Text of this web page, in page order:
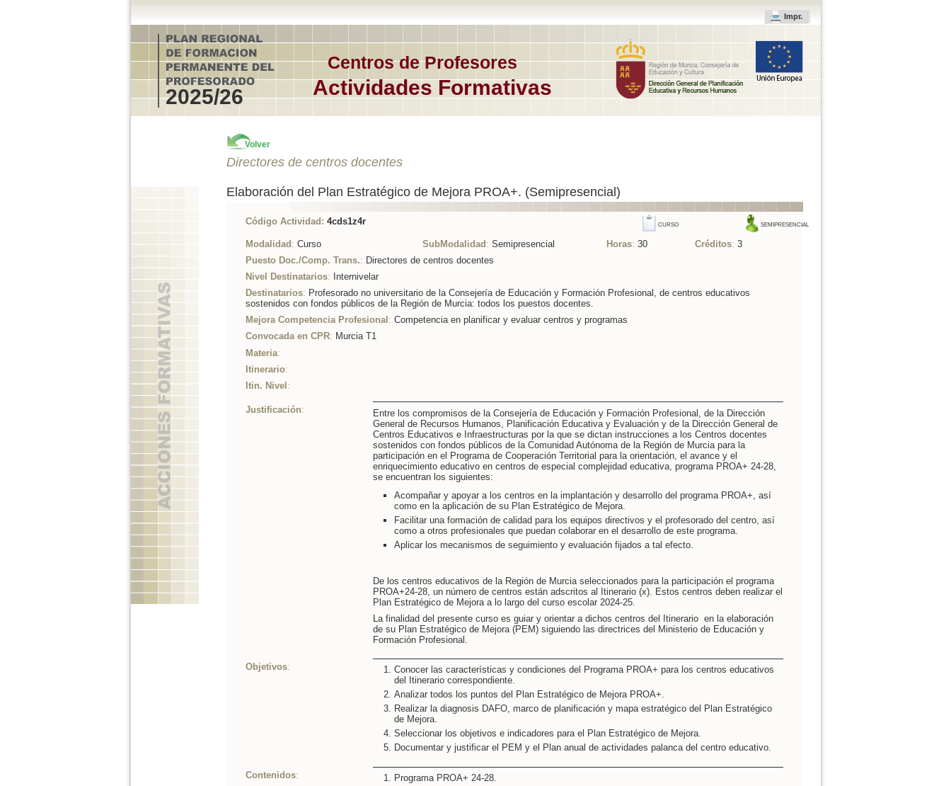
Impr.
Centros de Profesores
Actividades Formativas
2025/26
Volver
Directores de centros docentes
Elaboración del Plan Estratégico de Mejora PROA+. (Semipresencial)
Código Actividad: 4cds1z4r SEMIPRESENCIAL
CURSO
Modalidad : Curso SubModalidad : Semipresencial Horas: 30 Créditos: 3
Puesto Doc./Comp. Trans.: Directores de centros docentes
Nivel Destinatarios: Internivelar
Destinatarios: Profesorado no universitario de la Consejería de Educación y Formación Profesional, de centros educativos
sostenidos con fondos públicos de la Región de Murcia: todos los puestos docentes.
Mejora Competencia Profesional : Competencia en planificar y evaluar centros y programas
Convocada en CPR: Murcia T1
Materia:
Itinerario:
Itin. Nivel :
Justificación:
Entre los compromisos de la Consejería de Educación y Formación Profesional, de la Dirección
General de Recursos Humanos, Planificación Educativa y Evaluación y de la Dirección General de
Centros Educativos e Infraestructuras por la que se dictan instrucciones a los Centros docentes
sostenidos con fondos públicos de la Comunidad Autónoma de la Región de Murcia para la
participación en el Programa de Cooperación Territorial para la orientación, el avance y el
enriquecimiento educativo en centros de especial complejidad educativa, programa PROA+ 24-28,
se encuentran los siguientes:
Acompañar y apoyar a los centros en la implantación y desarrollo del programa PROA+, así
como en la aplicación de su Plan Estratégico de Mejora.
Facilitar una formación de calidad para los equipos directivos y el profesorado del centro, así
como a otros profesionales que puedan colaborar en el desarrollo de este programa.
Aplicar los mecanismos de seguimiento y evaluación fijados a tal efecto.
De los centros educativos de la Región de Murcia seleccionados para la participación el programa
PROA+24-28, un número de centros están adscritos al Itinerario (x). Estos centros deben realizar el
Plan Estratégico de Mejora a lo largo del curso escolar 2024-25.
La finalidad del presente curso es guiar y orientar a dichos centros del Itinerario en la elaboración
de su Plan Estratégico de Mejora (PEM) siguiendo las directrices del Ministerio de Educación y
Formación Profesional.
Objetivos:
Conocer las características y condiciones del Programa PROA+ para los centros educativos
del Itinerario correspondiente.
Analizar todos los puntos del Plan Estratégico de Mejora PROA+.
Realizar la diagnosis DAFO, marco de planificación y mapa estratégico del Plan Estratégico
de Mejora.
Seleccionar los objetivos e indicadores para el Plan Estratégico de Mejora.
Documentar y justificar el PEM y el Plan anual de actividades palanca del centro educativo.
Contenidos:
Programa PROA+ 24-28.